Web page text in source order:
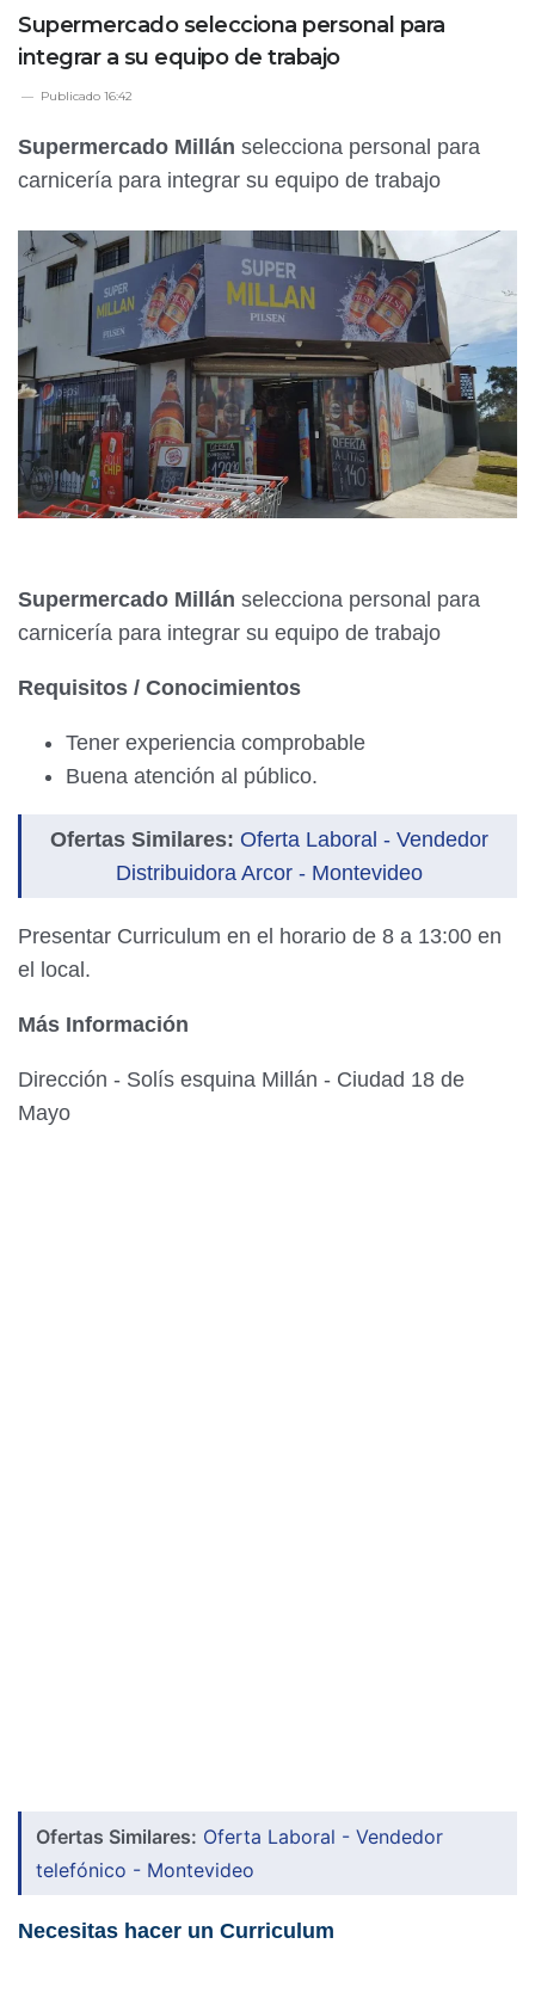
Supermercado selecciona personal para
integrar a su equipo de trabajo
Publicado 16:42
Supermercado Millán selecciona personal para
carnicería para integrar su equipo de trabajo
Supermercado Millán selecciona personal para
carnicería para integrar su equipo de trabajo
Requisitos / Conocimientos
Tener experiencia comprobable
Buena atención al público.
Ofertas Similares: Oferta Laboral - Vendedor
Distribuidora Arcor - Montevideo
Presentar Curriculum en el horario de 8 a 13:00 en
el local.
Más Información
Dirección - Solís esquina Millán - Ciudad 18 de
Mayo
Ofertas Similares: Oferta Laboral - Vendedor
telefónico - Montevideo
Necesitas hacer un Curriculum